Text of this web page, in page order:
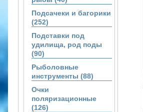
Подсачеки и багорики
(252)
Подставки под
удилища, род поды
(90)
Рыболовные
инструменты (88)
Очки
поляризационные
(126)